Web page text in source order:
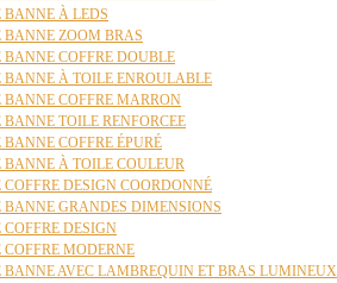
BANNE À LEDS
BANNE ZOOM BRAS
BANNE COFFRE DOUBLE
BANNE À TOILE ENROULABLE
BANNE COFFRE MARRON
BANNE TOILE RENFORCEE
BANNE COFFRE ÉPURÉ
BANNE À TOILE COULEUR
COFFRE DESIGN COORDONNÉ
BANNE GRANDES DIMENSIONS
COFFRE DESIGN
COFFRE MODERNE
BANNE AVEC LAMBREQUIN ET BRAS LUMINEUX